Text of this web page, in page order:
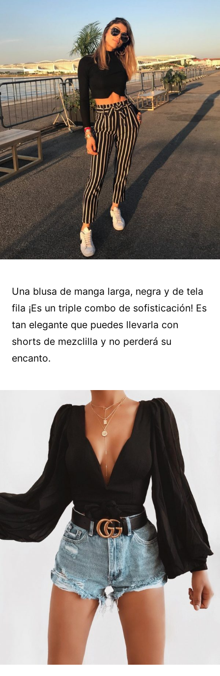
Una blusa de manga larga, negra y de tela
fila ¡Es un triple combo de sofisticación! Es
tan elegante que puedes llevarla con
shorts de mezclilla y no perderá su
encanto.